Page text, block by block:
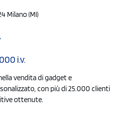
Milano (MI)
i.v.
vendita di gadget e
con più di 25.000 clienti
ottenute.